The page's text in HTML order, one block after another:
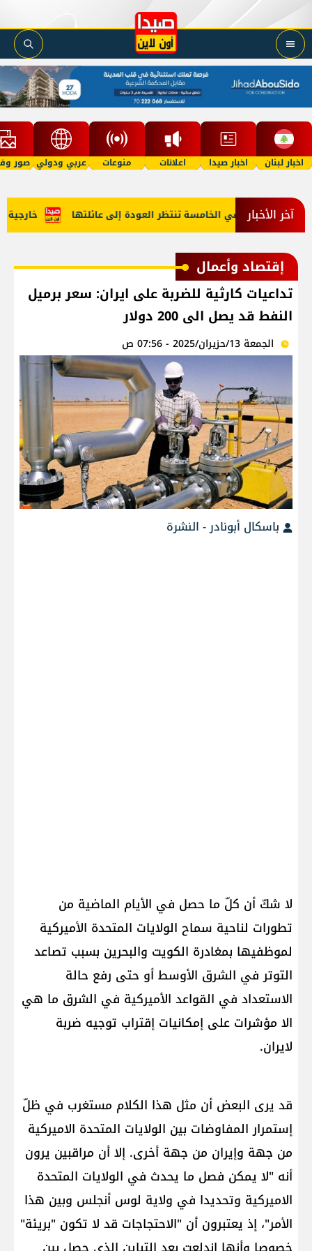
اخبار لبنان اخبار صيدا اعلانات منوعات عربي ودولي صور
آخر الأخبار خارجية طفلة في الخامسة تنتظر العودة إلى عائلتها
إقتصاد وأعمال
تداعيات كارثية للضربة على ايران: سعر برميل
النفط قد يصل الى 200 دولار
الجمعة 13/حزيران/2025 - 07:56 ص
باسكال أبونادر - النشرة
لا شكّ أن كلّ ما حصل في الأيام الماضية من
تطورات لناحية سماح الولايات المتحدة الأميركية
لموظفيها بمغادرة الكويت والبحرين بسبب تصاعد
التوتر في الشرق الأوسط أو حتى رفع حالة
الاستعداد في القواعد الأميركية في الشرق ما هي
الا مؤشرات على إمكانيات إقتراب توجيه ضربة
لايران.
قد يرى البعض أن مثل هذا الكلام مستغرب في ظلّ
إستمرار المفاوضات بين الولايات المتحدة الاميركية
من جهة وإيران من جهة أخرى. إلا أن مراقبين يرون
أنه "لا يمكن فصل ما يحدث في الولايات المتحدة
الاميركية وتحديدا في ولاية لوس أنجلس وبين هذا
الأمر"، إذ يعتبرون أن "الاحتجاجات قد لا تكون "بريئة"